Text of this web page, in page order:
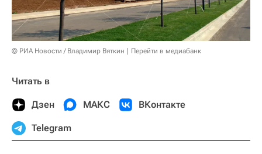
© РИА Новости / Владимир Вяткин Перейти в медиабанк
Читать в
Дзен МАКС ВКонтакте
Telegram